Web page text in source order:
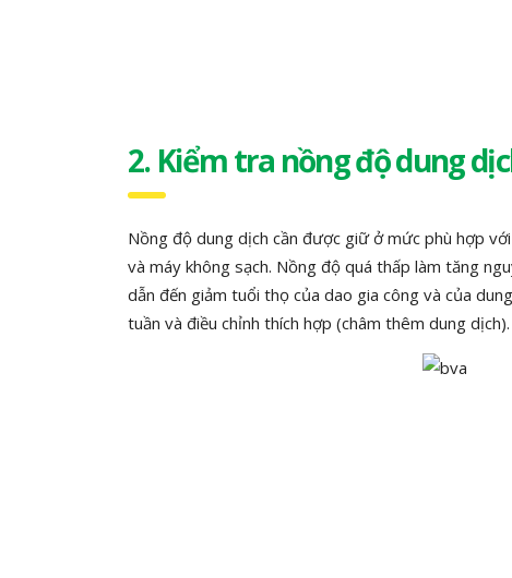
2. Kiểm tra nồng độ dung
Nồng độ dung dịch cần được giữ ở mức phù hợp
và máy không sạch. Nồng độ quá thấp làm tăng
dẫn đến giảm tuổi thọ của dao gia công và của
tuần và điều chỉnh thích hợp (châm thêm dung